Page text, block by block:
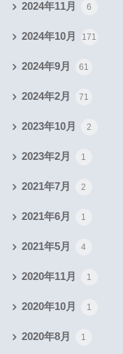
2024年11月 6
2024年10月 171
2024年9月 61
2024年2月 71
2023年10月 2
2023年2月 1
2021年7月 2
2021年6月 1
2021年5月 4
2020年11月 1
2020年10月 1
2020年8月 1